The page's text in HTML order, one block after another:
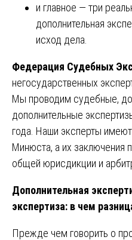
и главное — три
дополнительная
исход дела.
Федерация Судебных
негосударственных
Мы проводим судебные,
дополнительные
года. Наши эксперты
Минюста, а их заключения
общей юрисдикции и
Дополнительная
экспертиза: в чем
Прежде чем говорить о